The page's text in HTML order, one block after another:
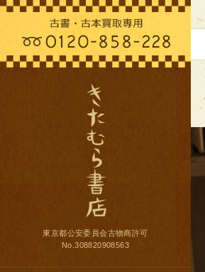
東京都公安委員会古物商許可
No.308820908563